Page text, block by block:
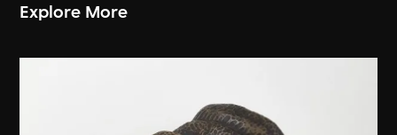
Explore More